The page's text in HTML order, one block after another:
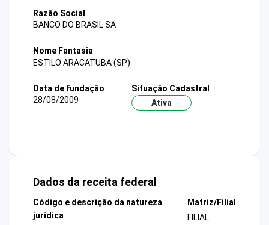
Razão Social
BANCO DO BRASIL SA
Nome Fantasia
ESTILO ARACATUBA (SP)
Data de fundação
28/08/2009
Situação Cadastral
Ativa
Dados da receita federal
Código e descrição da natureza
jurídica
Matriz/Filial
FILIAL